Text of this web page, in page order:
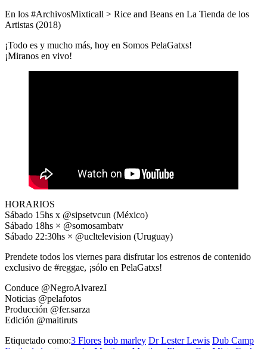
En los #ArchivosMixticall > Rice and Beans en La Tienda de los
Artistas (2018)
¡Todo es y mucho más, hoy en Somos PelaGatxs!
¡Miranos en vivo!
HORARIOS
Sábado 15hs x @sipsetvcun (México)
Sábado 18hs × @somosambatv
Sábado 22:30hs × @ucltelevision (Uruguay)
Prendete todos los viernes para disfrutar los estrenos de contenido
exclusivo de #reggae, ¡sólo en PelaGatxs!
Conduce @NegroAlvarezI
Noticias @pelafotos
Producción @fer.sarza
Edición @maitiruts
Etiquetado como:3 Flores bob marley Dr Lester Lewis Dub Camp